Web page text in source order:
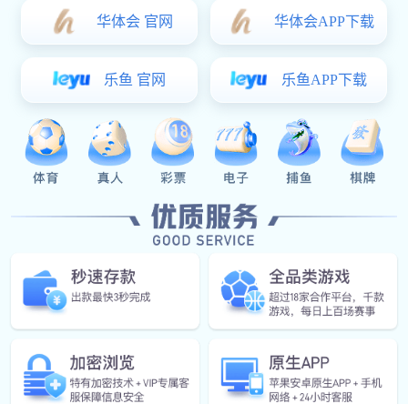
价值优势
发电效率显著提升
智能光伏机器人与智能喷淋系统
可以使发电效率提高8%-14%。
资产决策有据可依
基于电站全生命周期数据，生成
精准的电站达产率报告。
运营效率飞跃提升